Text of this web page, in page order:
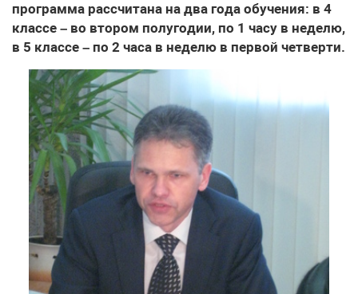
программа рассчитана на два года обучения: в 4
классе – во втором полугодии, по 1 часу в неделю,
в 5 классе – по 2 часа в неделю в первой четверти.